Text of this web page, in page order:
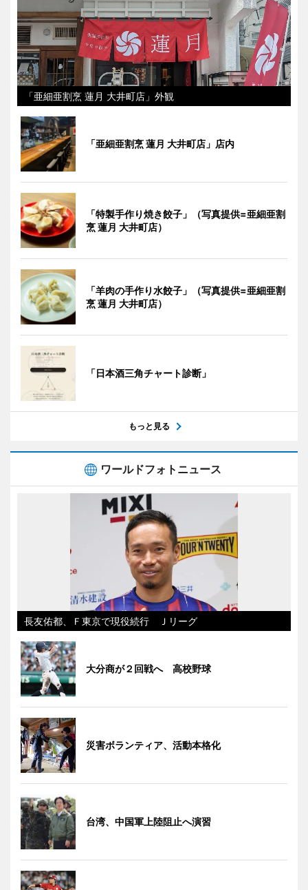
「亜細亜割烹 蓮月 大井町店」外観
「亜細亜割烹 蓮月 大井町店」店内
「特製手作り焼き餃子」（写真提供=亜細亜割
烹 蓮月 大井町店）
「羊肉の手作り水餃子」（写真提供=亜細亜割
烹 蓮月 大井町店）
「日本酒三角チャート診断」
もっと見る
ワールドフォトニュース
長友佑都、Ｆ東京で現役続行 Ｊリーグ
大分商が２回戦へ 高校野球
災害ボランティア、活動本格化
台湾、中国軍上陸阻止へ演習